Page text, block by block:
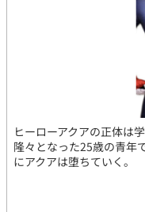
ヒーローアクアの正体は
隆々となった25歳の青年
にアクアは堕ちていく。